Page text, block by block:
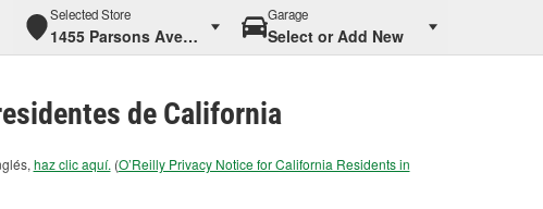
Selected Store
1455 Parsons Ave, Columbus, OH
Garage
Select or Add New
de California
haz clic aquí. (O’Reilly Privacy Notice for California Residents in